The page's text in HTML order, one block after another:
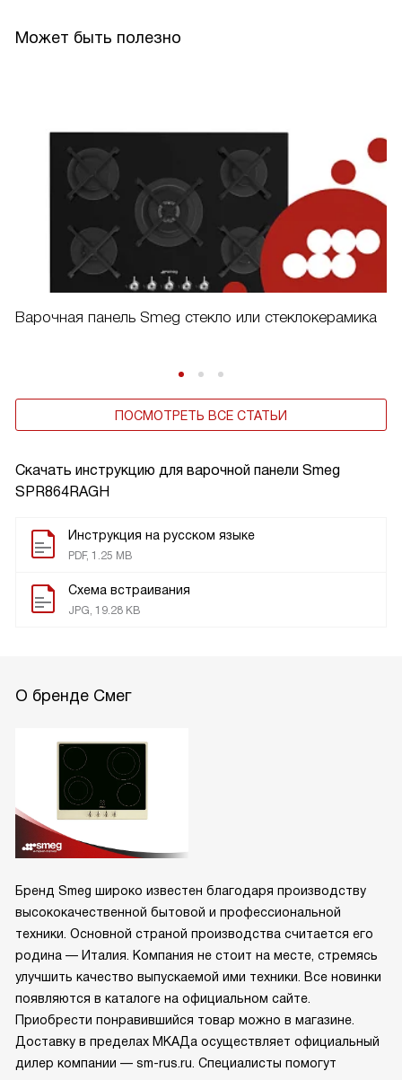
Скачать инструкцию для варочной панели Smeg
SPR864RAGH
Инструкция на русском языке
PDF, 1.25 MB
Схема встраивания
JPG, 19.28 KB
Может быть полезно
Варочная панель Smeg стекло или стеклокерамика
ПОСМОТРЕТЬ ВСЕ СТАТЬИ
О бренде Смег
Бренд Smeg широко известен благодаря производству
высококачественной бытовой и профессиональной
техники. Основной страной производства считается его
родина — Италия. Компания не стоит на месте, стремясь
улучшить качество выпускаемой ими техники. Все новинки
появляются в каталоге на официальном сайте.
Приобрести понравившийся товар можно в магазине.
Доставку в пределах МКАДа осуществляет официальный
дилер компании — sm-rus.ru. Специалисты помогут